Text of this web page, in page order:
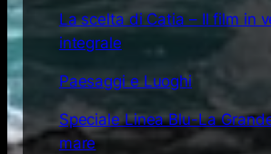
La scelta di Catia – Il film in
integrale
Paesaggi e Luoghi
Speciale Linea Blu-La
mare